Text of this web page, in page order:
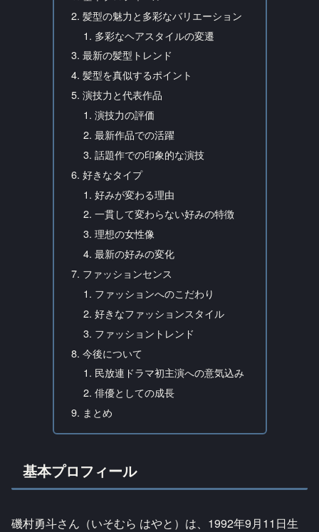
髪型の魅力と多彩なバリエーション
多彩なヘアスタイルの変遷
最新の髪型トレンド
髪型を真似するポイント
演技力と代表作品
演技力の評価
最新作品での活躍
話題作での印象的な演技
好きなタイプ
好みが変わる理由
一貫して変わらない好みの特徴
理想の女性像
最新の好みの変化
ファッションセンス
ファッションへのこだわり
好きなファッションスタイル
ファッショントレンド
今後について
民放連ドラマ初主演への意気込み
俳優としての成長
まとめ
基本プロフィール
磯村勇斗さん（いそむら はやと）は、1992年9月11日生